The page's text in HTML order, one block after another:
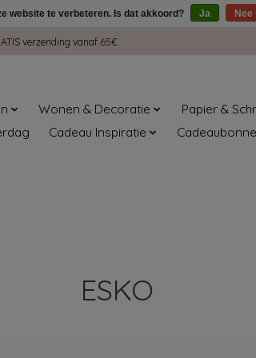
verzending vanaf 65€.
Wonen & Decoratie Papier &
Cadeau Inspiratie
ESKO
website te verbeteren. Is dat akkoord? Ja Nee